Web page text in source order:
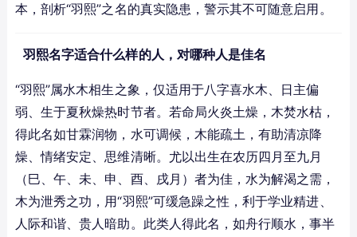
本，剖析“羽熙”之名的真实隐患，警示其不可随意启用。
羽熙名字适合什么样的人，对哪种人是佳名
“羽熙”属水木相生之象，仅适用于八字喜水木、日主偏
弱、生于夏秋燥热时节者。若命局火炎土燥，木焚水枯，
得此名如甘霖润物，水可调候，木能疏土，有助清凉降
燥、情绪安定、思维清晰。尤以出生在农历四月至九月
（巳、午、未、申、酉、戌月）者为佳，水为解渴之需，
木为泄秀之功，用“羽熙”可缓急躁之性，利于学业精进、
人际和谐、贵人暗助。此类人得此名，如舟行顺水，事半